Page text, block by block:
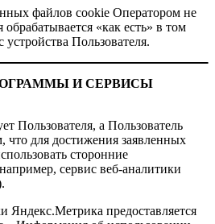
файлов cookie Оператором не
«как есть» в том
Пользователя.
И СЕРВИСЫ
Пользователя, а Пользователь
что для достижения заявленных
сторонние
сервис веб-аналитики
Яндекс.Метрика предоставляется